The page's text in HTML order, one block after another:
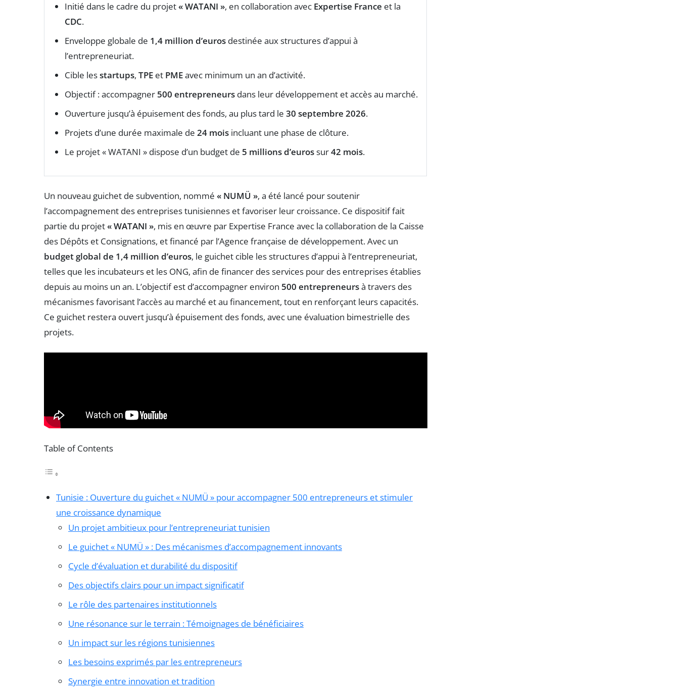
Initié dans le cadre du projet« WATANI », en collaboration avec Expertise France et la
CDC.
Enveloppe globale de 1,4 million d’euros destinée aux structures d’appui à
l’entrepreneuriat.
Cible lesstartups, TPE et PMEavec minimum un an d’activité.
Objectif : accompagner 500 entrepreneurs dans leur développement et accès au marché.
Ouverture jusqu’à épuisement des fonds, au plus tard le 30 septembre 2026.
Projets d’une durée maximale de 24 mois incluant une phase de clôture.
Le projet « WATANI » dispose d’un budget de 5 millions d’eurossur42 mois.
Un nouveau guichet de subvention, nommé « NUMÜ », a été lancé pour soutenir
l’accompagnement des entreprises tunisiennes et favoriser leur croissance. Ce dispositif fait
partie du projet« WATANI », mis en œuvre par Expertise France avec la collaboration de la Caisse
des Dépôts et Consignations, et financé par l’Agence française de développement. Avec un
budget global de 1,4 million d’euros, le guichet cible les structures d’appui à l’entrepreneuriat,
telles que les incubateurs et les ONG, afin de financer des services pour des entreprises établies
depuis au moins un an. L’objectif est d’accompagner environ 500 entrepreneursà travers des
mécanismes favorisant l’accès au marché et au financement, tout en renforçant leurs capacités.
Ce guichet restera ouvert jusqu’à épuisement des fonds, avec une évaluation bimestrielle des
projets.
Table of Contents
Tunisie : Ouverture du guichet « NUMÜ » pour accompagner 500 entrepreneurs et stimuler
une croissance dynamique
Un projet ambitieux pour l’entrepreneuriat tunisien
Le guichet « NUMÜ » : Des mécanismes d’accompagnement innovants
Cycle d’évaluation et durabilité du dispositif
Des objectifs clairs pour un impact significatif
Le rôle des partenaires institutionnels
Une résonance sur le terrain : Témoignages de bénéficiaires
Un impact sur les régions tunisiennes
Les besoins exprimés par les entrepreneurs
Synergie entre innovation et tradition